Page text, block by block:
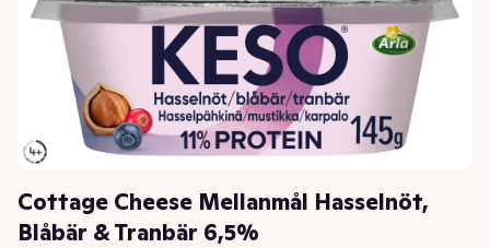
Cottage Cheese Mellanmål Hasselnöt,
Blåbär & Tranbär 6,5%